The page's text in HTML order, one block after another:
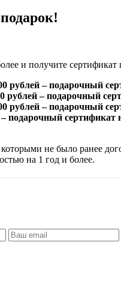
и получите
рублей – подарочный
рублей – подарочный
рублей – подарочный
подарочный сертификат
не было ранее
на 1 год и более.